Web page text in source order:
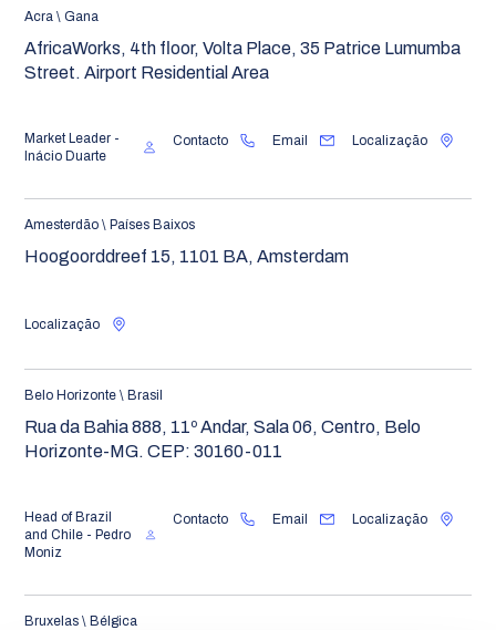
Acra \ Gana
AfricaWorks, 4th floor, Volta Place, 35 Patrice Lumumba
Street. Airport Residential Area
Market Leader -
Inácio Duarte
Contacto Email Localização
Amesterdão \ Países Baixos
Hoogoorddreef 15, 1101 BA, Amsterdam
Localização
Belo Horizonte \ Brasil
Rua da Bahia 888, 11º Andar, Sala 06, Centro, Belo
Horizonte-MG. CEP: 30160-011
Head of Brazil
and Chile - Pedro
Moniz
Contacto Email Localização
Bruxelas \ Bélgica